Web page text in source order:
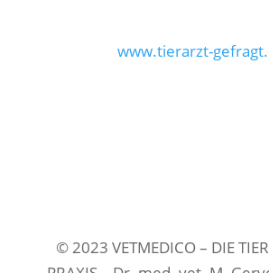
www.tierarzt-
© 2023 VETMEDICO – DIE